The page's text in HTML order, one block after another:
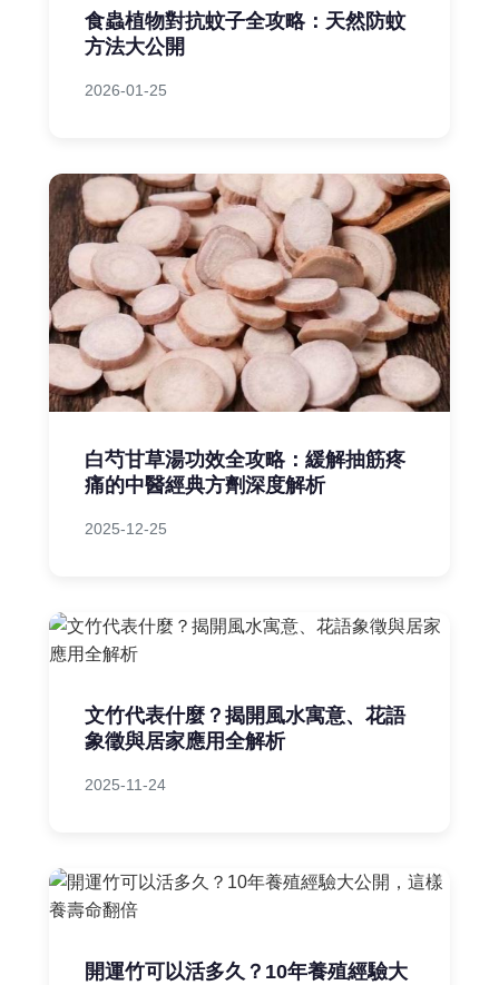
食蟲植物對抗蚊子全攻略：天然防蚊
方法大公開
2026-01-25
白芍甘草湯功效全攻略：緩解抽筋疼
痛的中醫經典方劑深度解析
2025-12-25
文竹代表什麼？揭開風水寓意、花語
象徵與居家應用全解析
2025-11-24
開運竹可以活多久？10年養殖經驗大